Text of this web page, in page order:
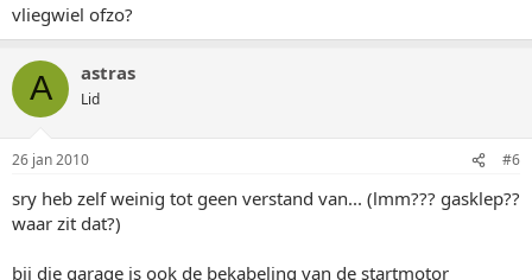
vliegwiel ofzo?
A astras
Lid
26 jan 2010 #6
sry heb zelf weinig tot geen verstand van... (lmm??? gasklep??
waar zit dat?)
bij die garage is ook de bekabeling van de startmotor